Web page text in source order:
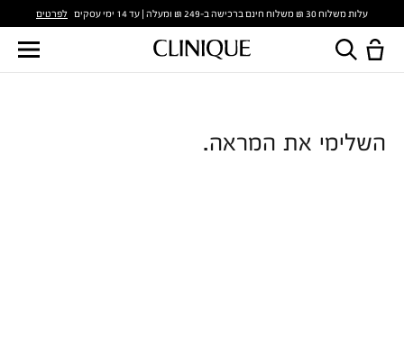
עלות משלוח 30 ₪ משלוח חינם ברכישה ב-249 ₪ ומעלה | עד 14 ימי עסקים לפרטים
השלימי את המראה.